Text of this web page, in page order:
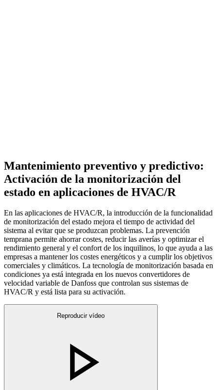
Mantenimiento preventivo y predictivo:
Activación de la monitorización del
estado en aplicaciones de HVAC/R
En las aplicaciones de HVAC/R, la introducción de la funcionalidad
de monitorización del estado mejora el tiempo de actividad del
sistema al evitar que se produzcan problemas. La prevención
temprana permite ahorrar costes, reducir las averías y optimizar el
rendimiento general y el confort de los inquilinos, lo que ayuda a las
empresas a mantener los costes energéticos y a cumplir los objetivos
comerciales y climáticos. La tecnología de monitorización basada en
condiciones ya está integrada en los nuevos convertidores de
velocidad variable de Danfoss que controlan sus sistemas de
HVAC/R y está lista para su activación.
Reproducir vídeo